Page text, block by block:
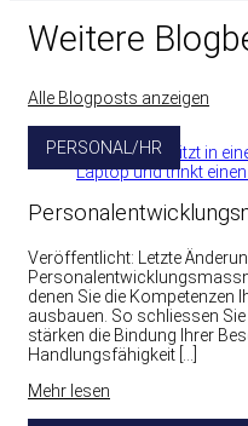
Weitere
Alle Blogposts anzeigen
PERSONAL/HR
Veröffentlicht: Letzte
denen Sie die Kompetenzen
ausbauen. So schliessen
stärken die Bindung Ihrer
Handlungsfähigkeit […]
Mehr lesen